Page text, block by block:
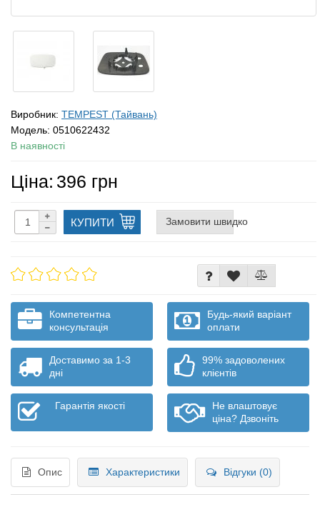
Виробник: TEMPEST (Тайвань)
Модель: 0510622432
В наявності
Ціна: 396 грн
КУПИТИ Замовити швидко
Компетентна
консультація
Будь-який варіант
оплати
Доставимо за 1-3
дні
99% задоволених
клієнтів
Гарантія якості
Не влаштовує
ціна? Дзвоніть
Опис Характеристики Відгуки (0)